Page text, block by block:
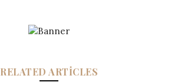
RELATED ARTICLES